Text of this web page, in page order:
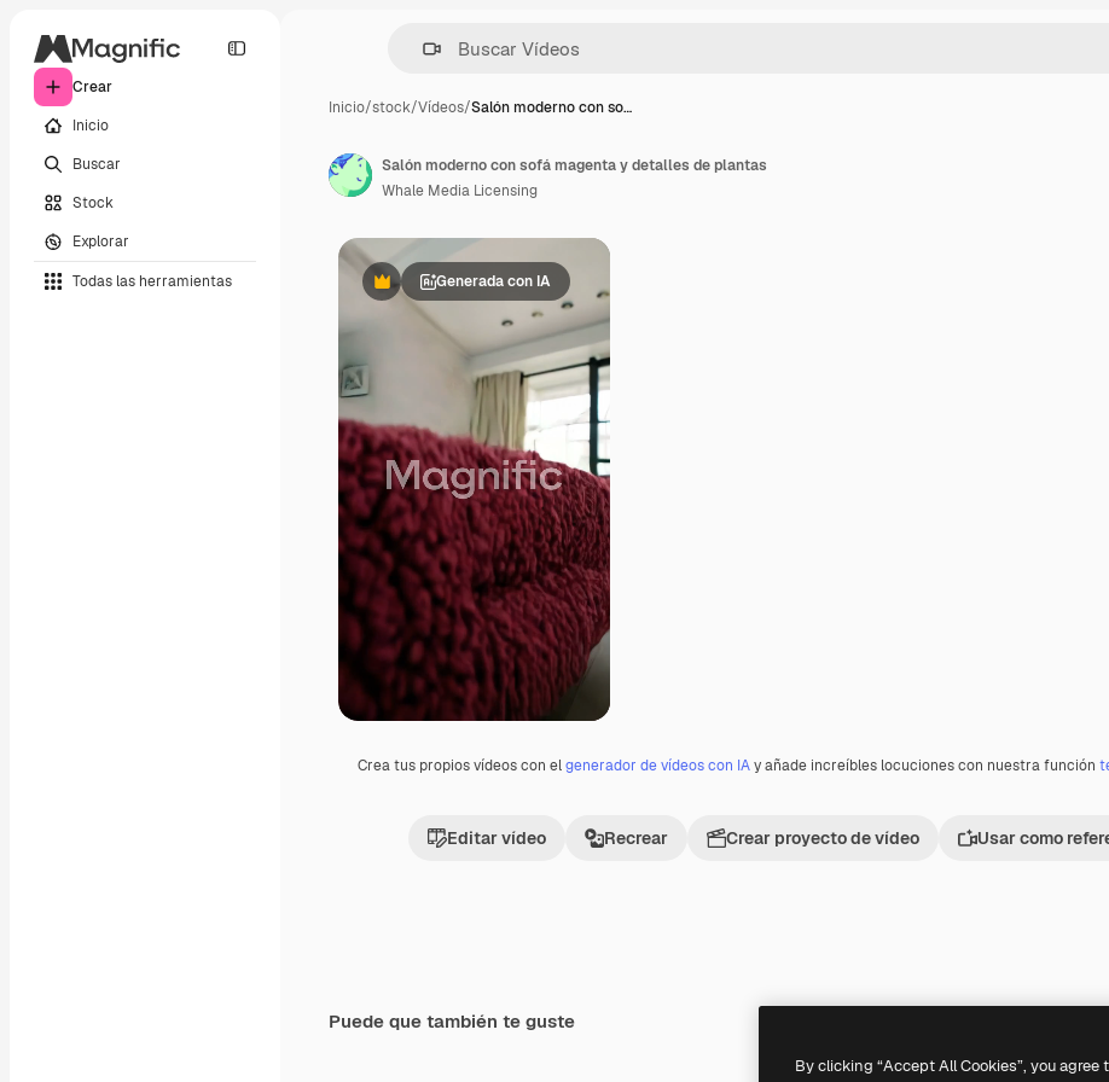
Crear
Inicio
Buscar
Stock
Explorar
Todas las herramientas
Inicio/stock/Vídeos/Salón moderno con so…
PremiumGenerada con IA
Crea tus propios vídeos con elgenerador de vídeos con IAy añade increíbles locuciones con nuestra función
Editar vídeo Recrear Crear proyecto de vídeo Usar como
Salón moderno con sofá magenta y detalles de plantas
Whale Media Licensing
Puede que también te guste
By clicking “Accept All Cookies”, you